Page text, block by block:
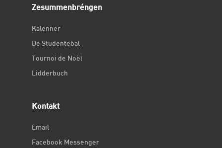
Zesummenbréngen
Kalenner
De Studentebal
Tournoi de Noël
Lidderbuch
Kontakt
Email
Facebook Messenger